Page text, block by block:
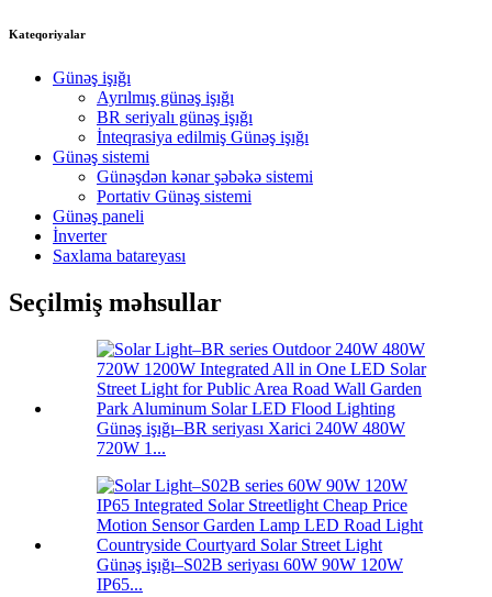
Kateqoriyalar
Günəş işığı
Ayrılmış günəş işığı
BR seriyalı günəş işığı
İnteqrasiya edilmiş Günəş işığı
Günəş sistemi
Günəşdən kənar şəbəkə sistemi
Portativ Günəş sistemi
Günəş paneli
İnverter
Saxlama batareyası
Seçilmiş məhsullar
Günəş işığı–BR seriyası Xarici 240W 480W
720W 1...
Günəş işığı–S02B seriyası 60W 90W 120W
IP65...